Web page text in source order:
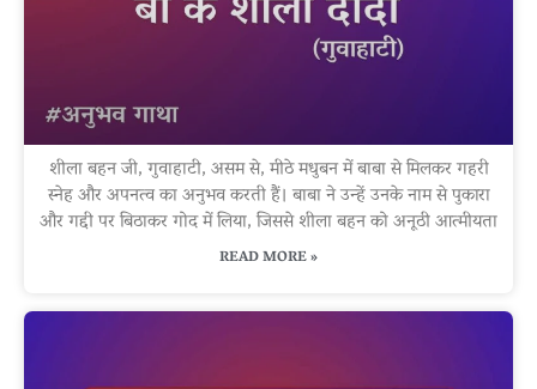
शीला बहन जी, गुवाहाटी, असम से, मीठे मधुबन में बाबा से मिलकर गहरी
स्नेह और अपनत्व का अनुभव करती हैं। बाबा ने उन्हें उनके नाम से पुकारा
और गद्दी पर बिठाकर गोद में लिया, जिससे शीला बहन को अनूठी आत्मीयता
READ MORE »